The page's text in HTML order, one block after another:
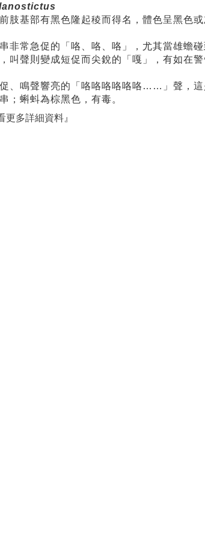
肢基部有黑色隆起稜而得名，體色呈黑色
非常急促的「咯、咯、咯」，尤其當雄蟾
叫聲則變成短促而尖銳的「嘎」，有如在
、鳴聲響亮的「咯咯咯咯咯咯……」聲，這
；蝌蚪為棕黑色，有毒。
更多詳細資料 』